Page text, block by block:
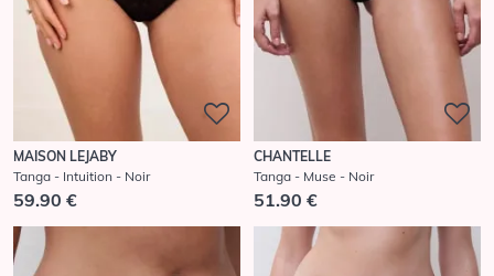
MAISON LEJABY
Tanga - Intuition - Noir
59.90 €
CHANTELLE
Tanga - Muse - Noir
51.90 €